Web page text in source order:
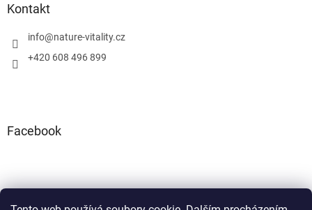
Kontakt
info@nature-vitality.cz
+420 608 496 899
Facebook